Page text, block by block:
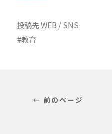
投稿先WEB / SNS
教育